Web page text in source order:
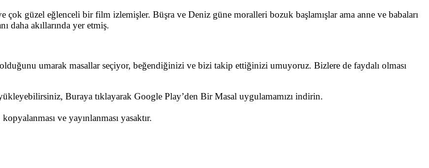
güzel eğlenceli bir film izlemişler. Büşra ve Deniz güne moralleri bozuk başlamışlar ama anne ve babaları
daha akıllarında yer etmiş.
umarak masallar seçiyor, beğendiğinizi ve bizi takip ettiğinizi umuyoruz. Bizlere de faydalı olması
Buraya tıklayarak Google Play’den Bir Masal uygulamamızı indirin.
ve yayınlanması yasaktır.